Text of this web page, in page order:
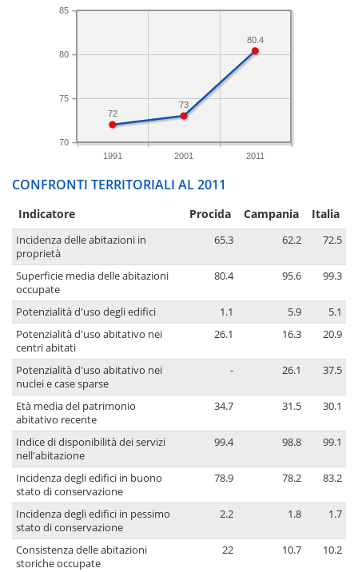
1991 2001 2011
70
75
80
85
80.4
73
72
CONFRONTI TERRITORIALI AL 2011
Indicatore Procida Campania Italia
Incidenza delle abitazioni in
proprietà
65.3 62.2 72.5
Superficie media delle abitazioni
occupate
80.4 95.6 99.3
Potenzialità d'uso degli edifici 1.1 5.9
5.1
Potenzialità d'uso abitativo nei
centri abitati
26.1 16.3 20.9
Potenzialità d'uso abitativo nei
nuclei e case sparse
- 26.1 37.5
Età media del patrimonio
abitativo recente
34.7 31.5 30.1
Indice di disponibilità dei servizi
nell'abitazione
99.4 98.8 99.1
Incidenza degli edifici in buono
stato di conservazione
78.9 78.2 83.2
Incidenza degli edifici in pessimo
stato di conservazione
2.2 1.8 1.7
Consistenza delle abitazioni
storiche occupate
22 10.7 10.2